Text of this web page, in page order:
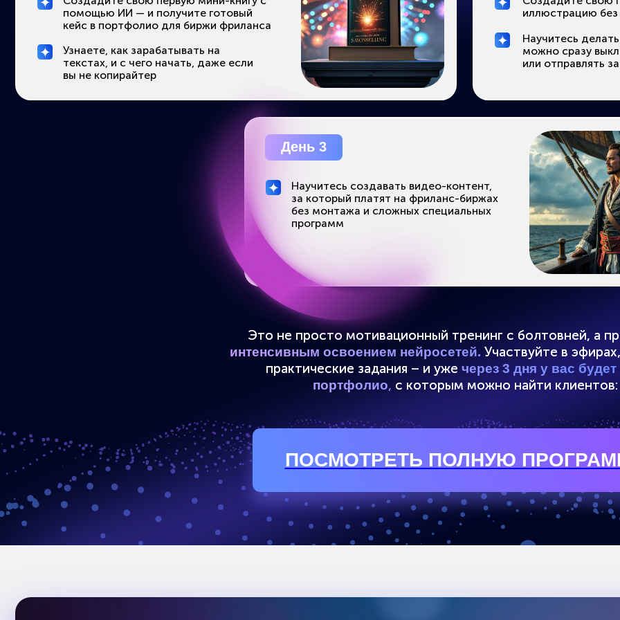
Я ИДУ!
ПОСМОТРЕТЬ ПОЛНУЮ ПРОГРАММУ
Это не просто мотивационный тренинг с болтовней, а практикумс
интенсивным освоением нейросетей.Участвуйте в эфирах,
практические задания – и уже
через 3 дня у вас будет готово
портфолио
с которым можно найти клиентов:
Хотите зарабатывать удаленно, но
не знаете, с чего начать
Бросали онлайн-курсы, потому что Устали от
временем
но нужен быстрый результат и
деньги
Интересуетесь нейросетями, но
боитесь их осваивать, потому что
«не айтишник», «не креативщик» и
«не блогер»